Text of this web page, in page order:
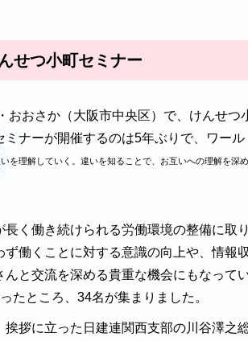
せつ小町セミナー
おおさか（大阪市中央区）で、けんせ
ミナーが開催するのは5年ぶりで、ワー
を理解していく。違いを知ることで、お互いへの理解を深
長く働き続けられる労働環境の整備に取
ず働くことに対する意識の向上や、情報
んと交流を深める貴重な機会にもなって
たところ、34名が集まりました。
挨拶に立った日建連関西支部の川谷澤之